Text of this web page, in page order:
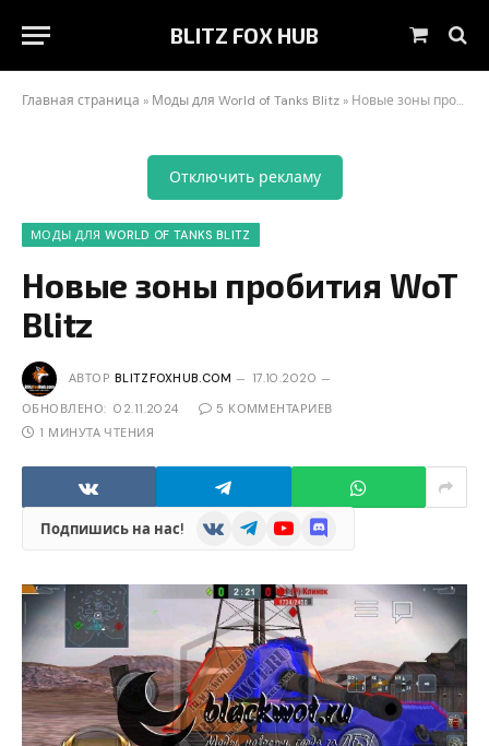
BLITZ FOX HUB Корзина
Главная страница » Моды для World of Tanks Blitz » Новые зоны пробития WoT Blitz
Отключить рекламу
МОДЫ ДЛЯ WORLD OF TANKS BLITZ
Новые зоны пробития WoT
Blitz
АВТОР BLITZFOXHUB.COM 17.10.2020
ОБНОВЛЕНО: 02.11.2024
5 КОММЕНТАРИЕВ
1 МИНУТА ЧТЕНИЯ
Подпишись на нас! VKontakteTelegramYouTubeDiscord